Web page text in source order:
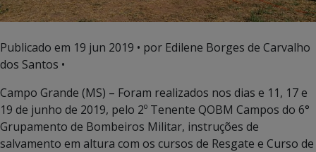
Publicado em 19 jun 2019 • por Edilene Borges de Carvalho
dos Santos •
Campo Grande (MS) – Foram realizados nos dias e 11, 17 e
19 de junho de 2019, pelo 2º Tenente QOBM Campos do 6°
Grupamento de Bombeiros Militar, instruções de
salvamento em altura com os cursos de Resgate e Curso de